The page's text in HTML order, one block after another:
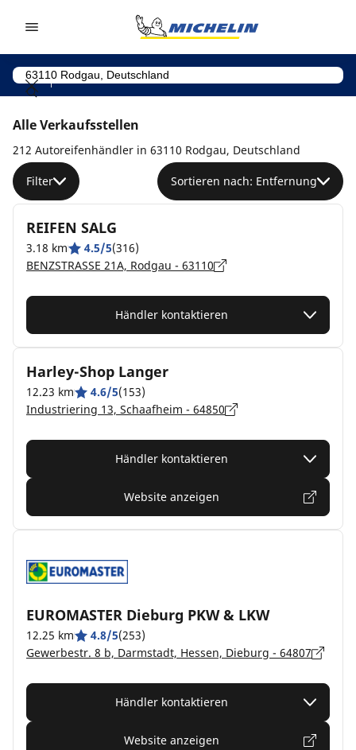
Alle Verkaufsstellen
212 Autoreifenhändler in 63110 Rodgau, Deutschland
Filter Sortieren nach: Entfernung
REIFEN SALG
3.18 km 4.5/5(316)
BENZSTRASSE 21A, Rodgau - 63110
Händler kontaktieren
Harley-Shop Langer
12.23 km 4.6/5(153)
Industriering 13, Schaafheim - 64850
Händler kontaktieren
Website anzeigen
EUROMASTER Dieburg PKW & LKW
12.25 km 4.8/5(253)
Gewerbestr. 8 b, Darmstadt, Hessen, Dieburg - 64807
Händler kontaktieren
Website anzeigen